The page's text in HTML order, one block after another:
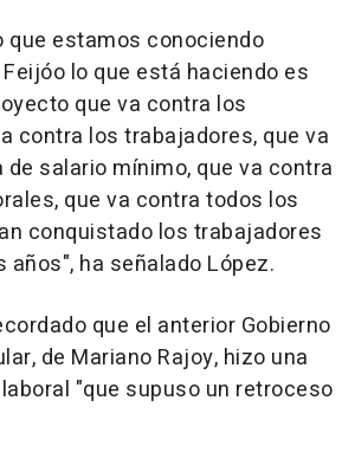
que estamos conociendo
lo que está haciendo es
que va contra los
contra los trabajadores, que va
salario mínimo, que va contra
que va contra todos los
conquistado los trabajadores
años", ha señalado López.
que el anterior Gobierno
de Mariano Rajoy, hizo una
"que supuso un retroceso